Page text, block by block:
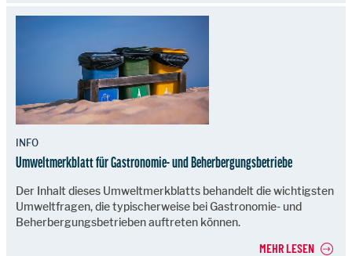
INFO
Umweltmerkblatt für Gastronomie- und Beherbergungsbetriebe
Der Inhalt dieses Umweltmerkblatts behandelt die wichtigsten
Umweltfragen, die typischerweise bei Gastronomie- und
Beherbergungsbetrieben auftreten können.
MEHR LESEN